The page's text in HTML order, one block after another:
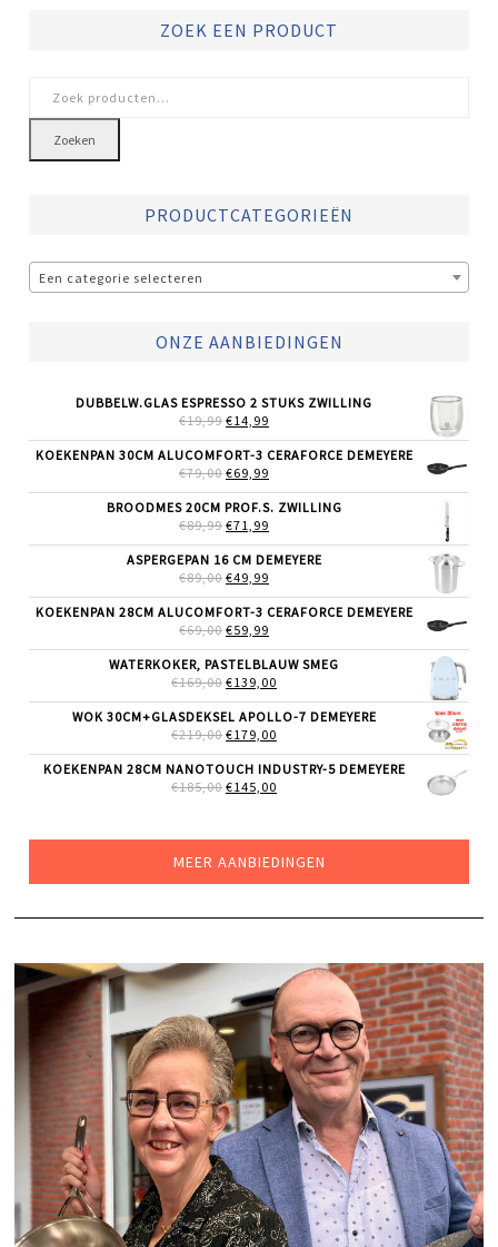
ZOEK EEN PRODUCT
naar:
Zoeken
PRODUCTCATEGORIEËN
Een categorie selecteren
ONZE AANBIEDINGEN
DUBBELW.GLAS ESPRESSO 2 STUKS ZWILLING
€19,99 OORSPRONKELIJKE
WAS:
€19,99.
€14,99
IS:
KOEKENPAN 30CM ALUCOMFORT-3 CERAFORCE DEMEYERE
€79,00 OORSPRONKELIJKE
WAS:
€79,00.
€69,99
IS:
BROODMES 20CM PROF.S. ZWILLING
€89,99 OORSPRONKELIJKE
WAS:
€89,99.
€71,99
IS:
ASPERGEPAN 16 CM DEMEYERE
€89,00 OORSPRONKELIJKE
WAS:
€89,00.
€49,99
IS:
KOEKENPAN 28CM ALUCOMFORT-3 CERAFORCE DEMEYERE
€69,00 OORSPRONKELIJKE
WAS:
€69,00.
€59,99
IS:
€59,99.
WATERKOKER, PASTELBLAUW SMEG
€169,00 OORSPRONKELIJKE
WAS:
€169,00.
€139,00
IS:
WOK 30CM+GLASDEKSEL APOLLO-7 DEMEYERE
€219,00 OORSPRONKELIJKE
WAS:
€219,00.
€179,00
IS:
KOEKENPAN 28CM NANOTOUCH INDUSTRY-5 DEMEYERE
€185,00 OORSPRONKELIJKE
€145,00
MEER AANBIEDINGEN